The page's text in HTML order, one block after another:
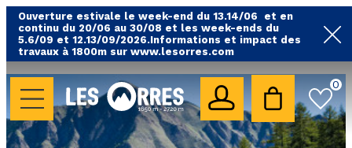
Ouverture estivale le week-end du 13.14/06 et en
continu du 20/06 au 30/08 et les week-ends du
5.6/09 et 12.13/09/2026.Informations et impact des
travaux à 1800m sur www.lesorres.com
0
LES HÉBERGEMENTS
Toutes nos locations